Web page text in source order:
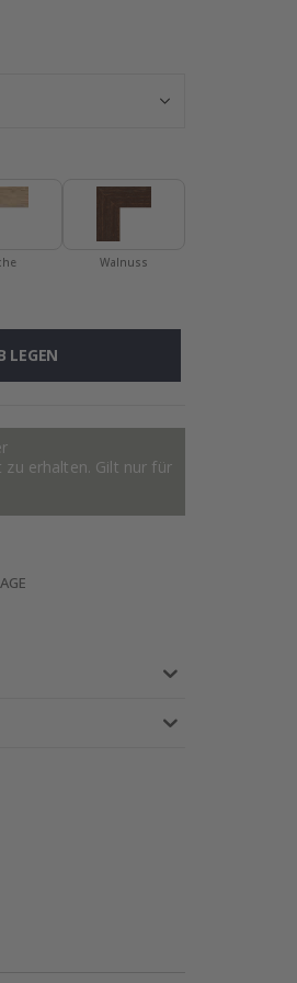
Walnuss
LEGEN
erhalten. Gilt nur für